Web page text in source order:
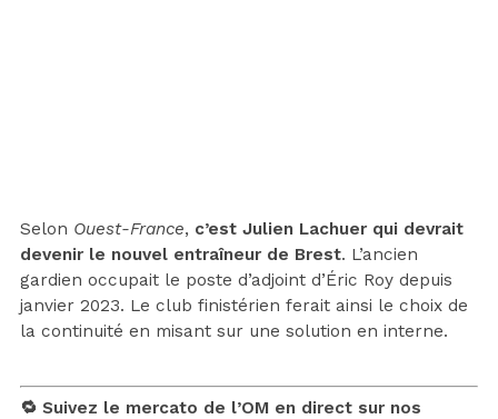
Selon Ouest-France, c’est Julien Lachuer qui devrait
devenir le nouvel entraîneur de Brest. L’ancien
gardien occupait le poste d’adjoint d’Éric Roy depuis
janvier 2023. Le club finistérien ferait ainsi le choix de
la continuité en misant sur une solution en interne.
🔁 Suivez le mercato de l’OM en direct sur nos